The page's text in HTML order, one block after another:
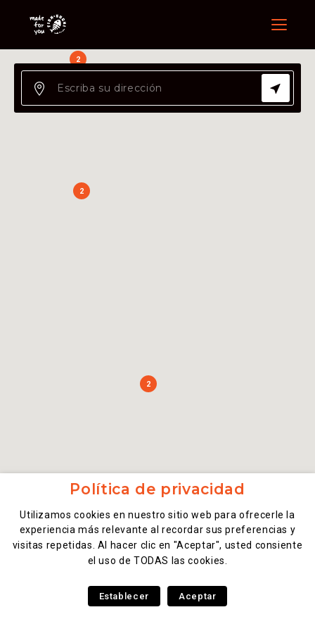
Menu
2
2
2
Política de privacidad
Utilizamos cookies en nuestro sitio web para ofrecerle la
experiencia más relevante al recordar sus preferencias y
visitas repetidas. Al hacer clic en "Aceptar", usted consiente
el uso de TODAS las cookies.
Establecer Aceptar